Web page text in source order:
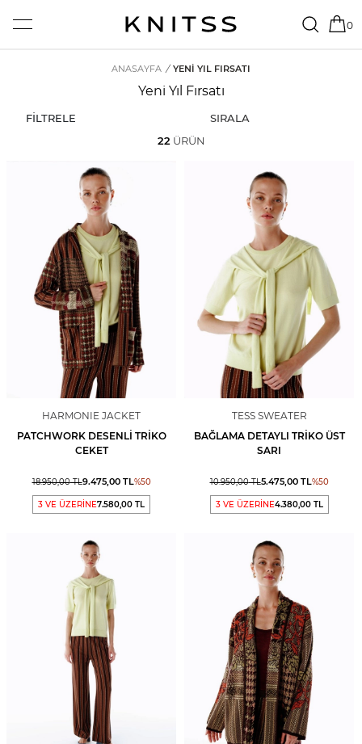
0
ANASAYFA / YENI YIL FIRSATI
Yeni Yıl Fırsatı
FİLTRELE
SIRALA
22ÜRÜN
HARMONIE JACKET
PATCHWORK DESENLI TRIKO
CEKET
18.950,00TL9.475,00TL%50
3 VE ÜZERİNE7.580,00 TL
TESS SWEATER
BAĞLAMA DETAYLI TRIKO ÜST
SARI
10.950,00TL5.475,00TL%50
3 VE ÜZERİNE4.380,00 TL